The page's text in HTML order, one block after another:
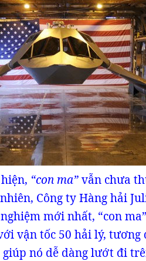
“con ma”vẫn chưa
Công ty Hàng hải
mới nhất, “con
vận tốc 50 hải lý, tương
nó dễ dàng lướt đi